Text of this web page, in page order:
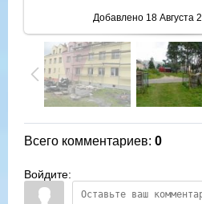
Добавлено 18 Августа
Всего комментариев: 0
Войдите: